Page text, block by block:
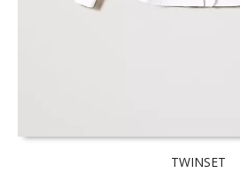
TWINSET